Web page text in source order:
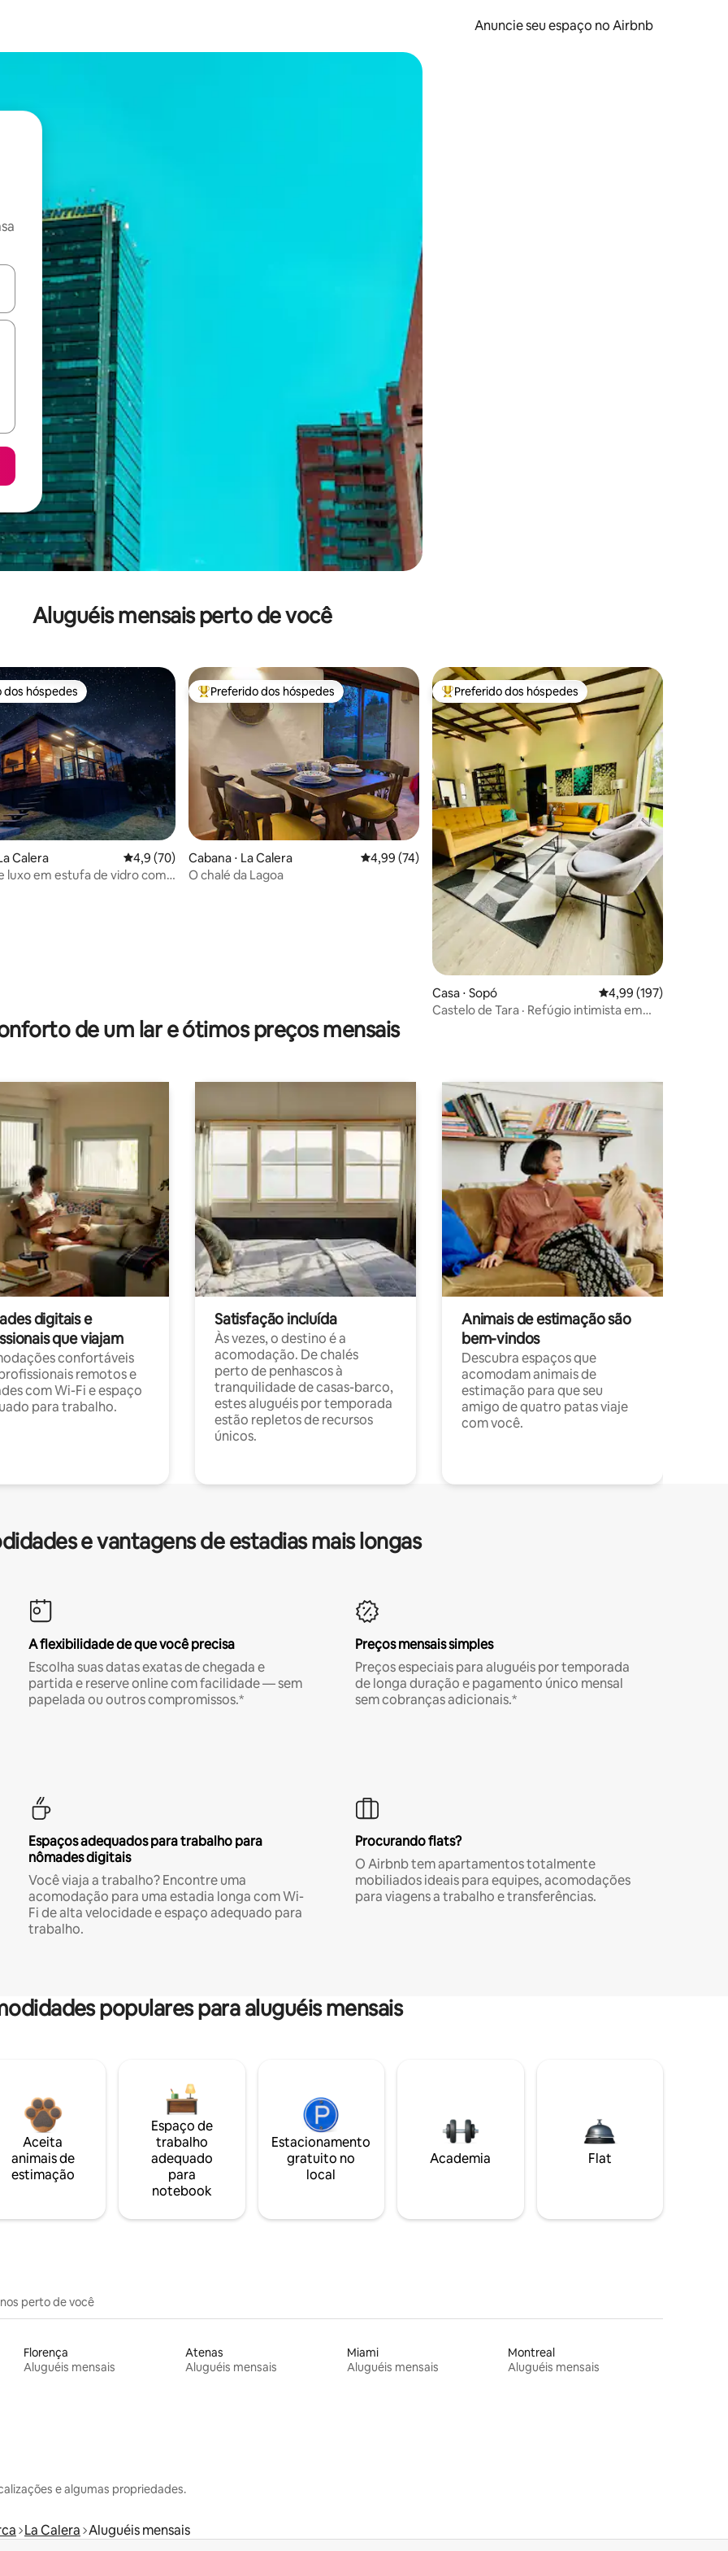
Anuncie seu espaço no Airbnb
os usando as seta para cima e para baixo do teclado ou tocando e deslizando o dedo na tela.
Aluguéis mensais perto de você
de 5, 11 avaliações
dos hóspedes
dos hóspedes
Calera 4,9 de uma avaliação média de 5, 70 avaliações
4,9 (70)
luxo em estufa de vidro com
Entre os melhores preferidos dos hóspedes
Preferido dos hóspedes
Cabana ⋅ La Calera 4,99 de uma avaliação média de 5, 74 avaliações
4,99 (74)
O chalé da Lagoa
Entre os melhores preferidos dos hóspedes
Preferido dos hóspedes
Casa ⋅ Sopó 4,99 de uma avaliação
4,99 (197)
Castelo de Tara · Refúgio intimista em
de um lar e ótimos preços mensais
digitais e
que viajam
confortáveis
remotos e
com Wi-Fi e espaço
para trabalho.
Satisfação incluída
Às vezes, o destino é a
acomodação. De chalés
perto de penhascos à
tranquilidade de casas-barco,
estes aluguéis por temporada
estão repletos de recursos
únicos.
Animais de estimação são
bem-vindos
Descubra espaços que
acomodam animais de
estimação para que seu
amigo de quatro patas viaje
com você.
e vantagens de estadias mais longas
A flexibilidade de que você precisa
Escolha suas datas exatas de chegada e
partida e reserve online com facilidade — sem
papelada ou outros compromissos.*
Preços mensais simples
Preços especiais para aluguéis por temporada
de longa duração e pagamento único mensal
sem cobranças adicionais.*
Espaços adequados para trabalho para
nômades digitais
Você viaja a trabalho? Encontre uma
acomodação para uma estadia longa com Wi-
Fi de alta velocidade e espaço adequado para
trabalho.
Procurando flats?
O Airbnb tem apartamentos totalmente
mobiliados ideais para equipes, acomodações
para viagens a trabalho e transferências.
populares para aluguéis mensais
Aceita
animais de
estimação
Espaço de
trabalho
adequado
para
notebook
Estacionamento
gratuito no
local
Academia Flat
perto de você
Florença
Aluguéis mensais
Atenas
Aluguéis mensais
Miami
Aluguéis mensais
Montreal
Aluguéis mensais
e algumas propriedades.
La Calera Aluguéis mensais